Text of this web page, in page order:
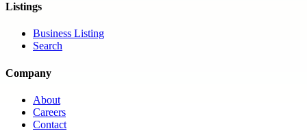
Listings
Business Listing
Search
Company
About
Careers
Contact